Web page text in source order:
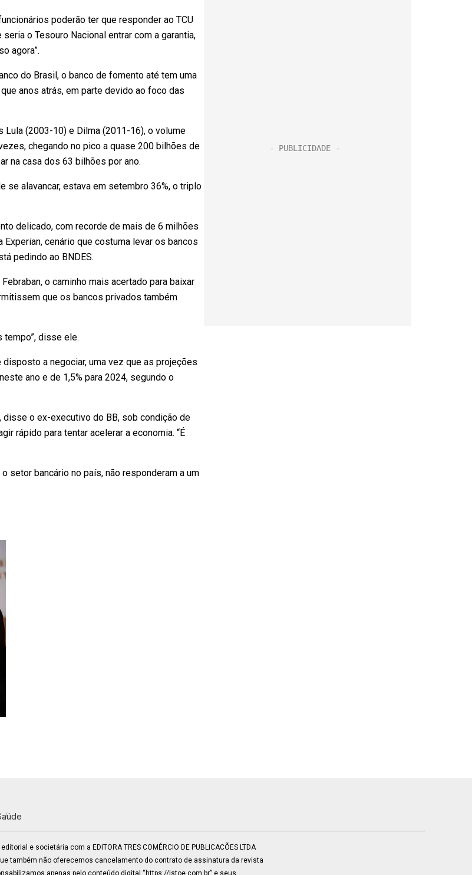
poderão ter que responder ao TCU
o Tesouro Nacional entrar com a garantia,
agora”.
do Brasil, o banco de fomento até tem uma
anos atrás, em parte devido ao foco das
Lula (2003-10) e Dilma (2011-16), o volume
chegando no pico a quase 200 bilhões de
na casa dos 63 bilhões por ano.
se alavancar, estava em setembro 36%, o triplo
delicado, com recorde de mais de 6 milhões
cenário que costuma levar os bancos
pedindo ao BNDES.
o caminho mais acertado para baixar
que os bancos privados também
tempo”, disse ele.
a negociar, uma vez que as projeções
ano e de 1,5% para 2024, segundo o
disse o ex-executivo do BB, sob condição de
rápido para tentar acelerar a economia. “É
setor bancário no país, não responderam a um
e societária com a EDITORA TRES COMÉRCIO DE PUBLICACÕES LTDA
também não oferecemos cancelamento do contrato de assinatura da revista
apenas pelo conteúdo digital “https://istoe.com.br” e seus